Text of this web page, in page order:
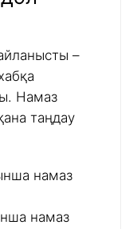
–
Намаз
таңдау
намаз
намаз